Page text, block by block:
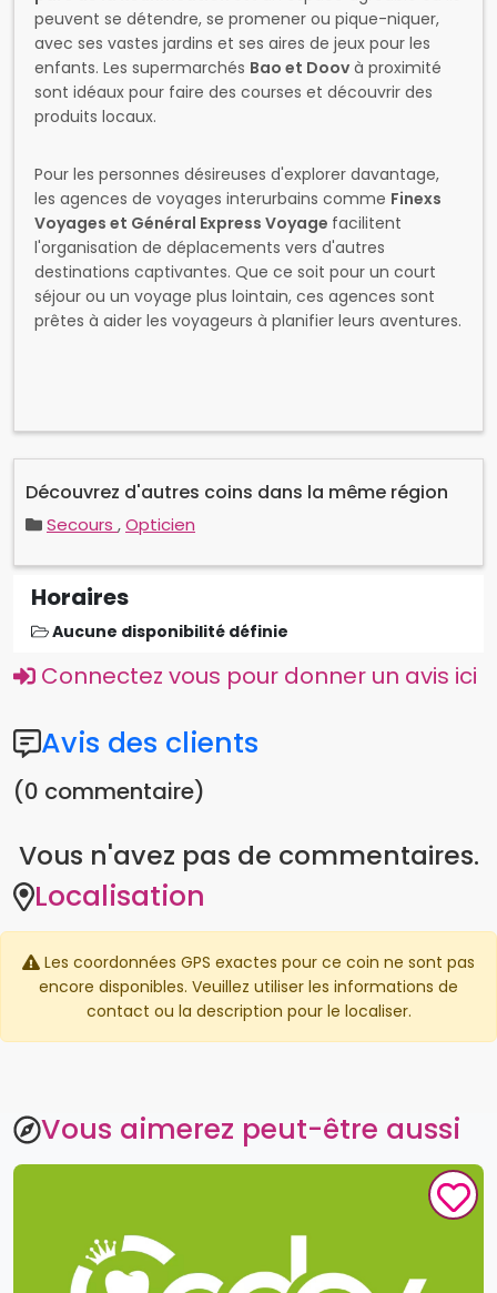
peuvent se détendre, se promener ou pique-niquer,
avec ses vastes jardins et ses aires de jeux pour les
enfants. Les supermarchés Bao et Doov à proximité
sont idéaux pour faire des courses et découvrir des
produits locaux.
Pour les personnes désireuses d'explorer davantage,
les agences de voyages interurbains comme Finexs
Voyages et Général Express Voyage facilitent
l'organisation de déplacements vers d'autres
destinations captivantes. Que ce soit pour un court
séjour ou un voyage plus lointain, ces agences sont
prêtes à aider les voyageurs à planifier leurs aventures.
Découvrez d'autres coins dans la même région
Secours ,Opticien
Horaires
Aucune disponibilité définie
Connectez vous pour donner un avis ici
Avis des clients
(0 commentaire)
Vous n'avez pas de commentaires.
Localisation
Les coordonnées GPS exactes pour ce coin ne sont pas
encore disponibles. Veuillez utiliser les informations de
contact ou la description pour le localiser.
Vous aimerez peut-être aussi